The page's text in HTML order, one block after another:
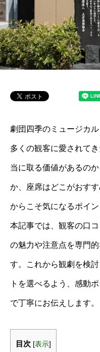
劇団四季のミュージカ
多くの観客に愛されて
当に取る価値があるの
か、座席はどこがおす
からこそ気になるポイ
本記事では、観客の口
の魅力や注意点を専門
す。これから観劇を検
トを選べるよう、感動
で丁寧にお伝えします。
目次 [表示]